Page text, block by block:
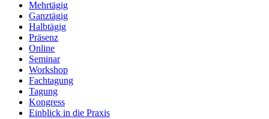
Mehrtägig
Ganztägig
Halbtägig
Präsenz
Online
Seminar
Workshop
Fachtagung
Tagung
Kongress
Einblick in die Praxis